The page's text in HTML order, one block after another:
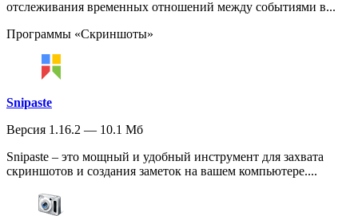
отслеживания временных отношений между событиями в...
Программы «Скриншоты»
Snipaste
Версия 1.16.2 — 10.1 Мб
Snipaste – это мощный и удобный инструмент для захвата
скриншотов и создания заметок на вашем компьютере....